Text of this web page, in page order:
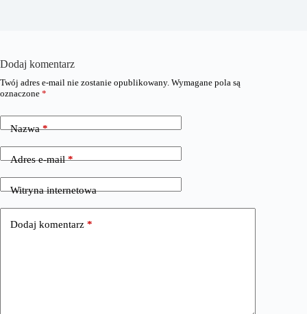
Dodaj komentarz
Twój adres e-mail nie zostanie opublikowany. Wymagane pola są
oznaczone *
Nazwa*
Adres e-mail*
Witryna internetowa
Dodaj komentarz *